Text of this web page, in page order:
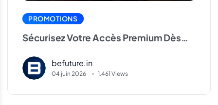
PROMOTIONS
Sécurisez Votre Accès Premium Dès
befuture.in
04 juin 2026 1.461 Views